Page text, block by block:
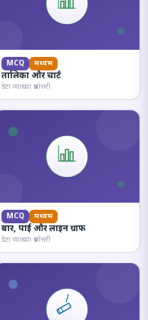
MCQ मध्यम
तालिका और चार्ट
डेटा व्याख्या प्रश्नोत्तरी
MCQ मध्यम
बार, पाई और लाइन ग्राफ
डेटा व्याख्या प्रश्नोत्तरी